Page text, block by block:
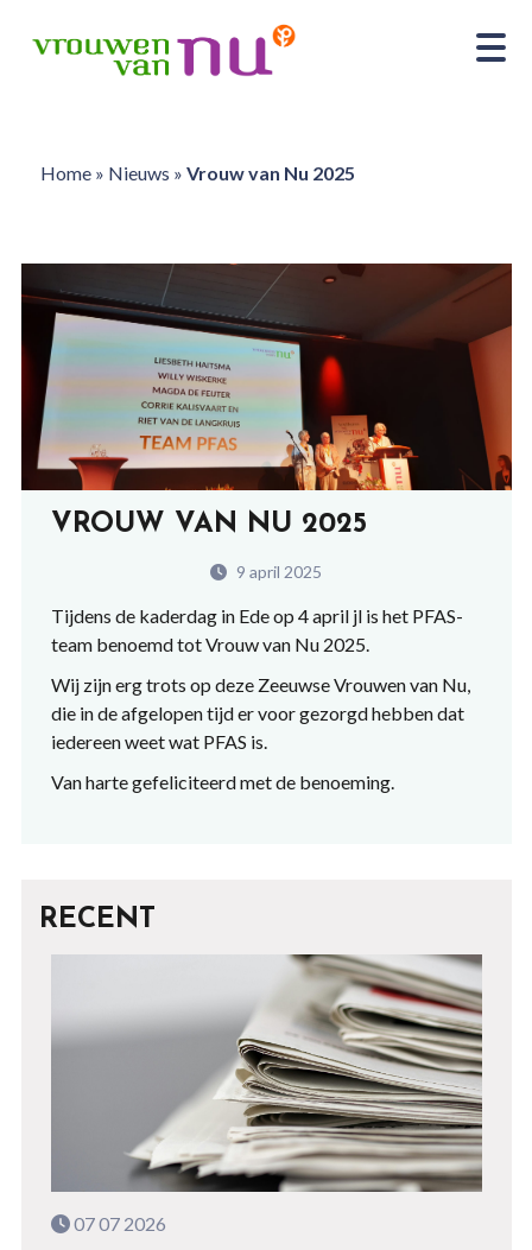
Home» Nieuws » Vrouw van Nu 2025
VROUW VAN NU 2025
9 april 2025
Tijdens de kaderdag in Ede op 4 april jl is het PFAS-
team benoemd tot Vrouw van Nu 2025.
Wij zijn erg trots op deze Zeeuwse Vrouwen van Nu,
die in de afgelopen tijd er voor gezorgd hebben dat
iedereen weet wat PFAS is.
Van harte gefeliciteerd met de benoeming.
RECENT
07 07 2026